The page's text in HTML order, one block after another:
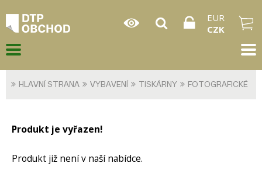
EUR
CZK
HLAVNÍ STRANA VYBAVENÍ TISKÁRNY FOTOGRAFICKÉ
Produkt je vyřazen!
Produkt již není v naší nabídce.